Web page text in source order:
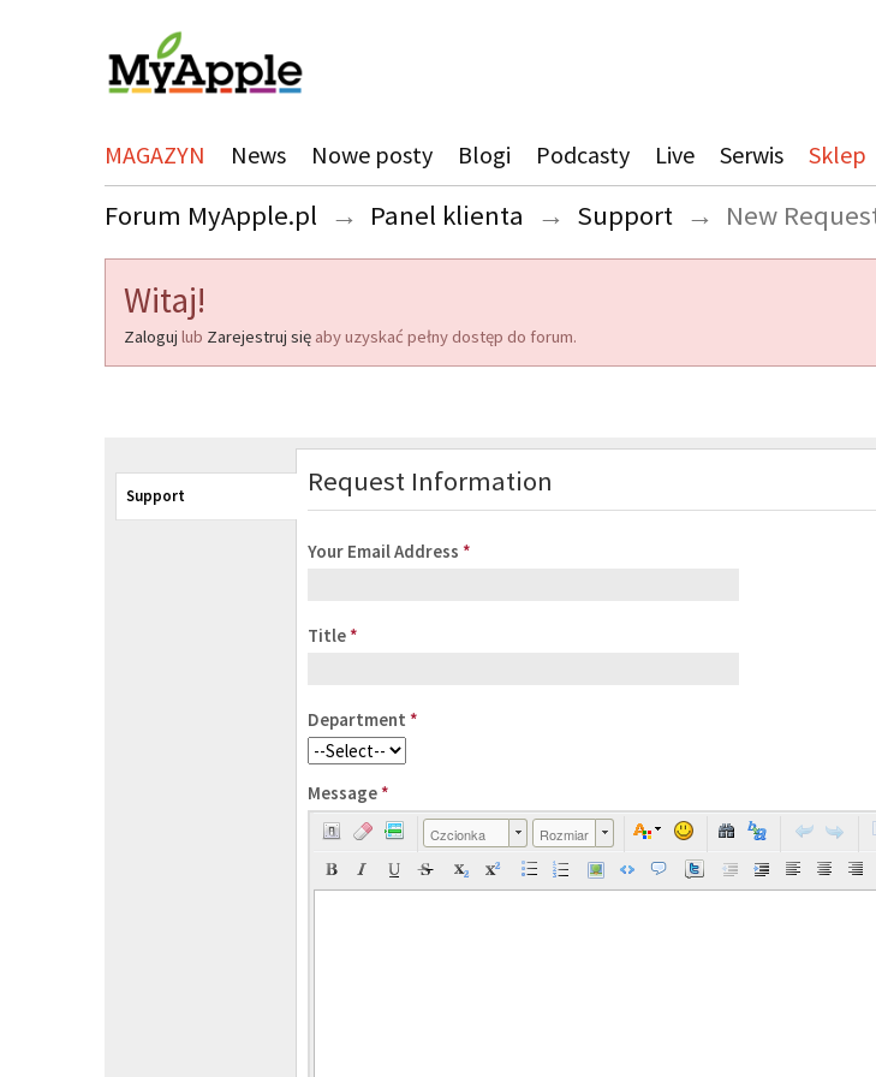
MAGAZYN News Nowe posty Blogi Podcasty Live Serwis Sklep
Forum MyApple.pl → Panel klienta → Support → New
Witaj!
Zaloguj lub Zarejestruj się aby uzyskać pełny dostęp do forum.
Support Request Information
Your Email Address *
Title *
Department *
Message *
Czcionka Rozmiar